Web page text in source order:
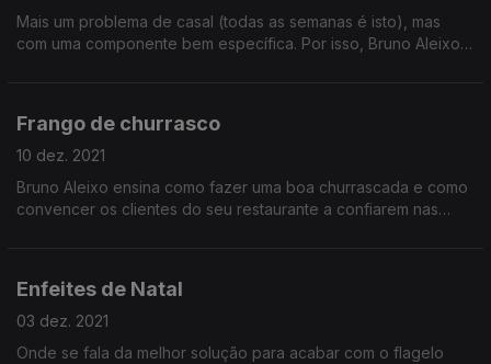
Mais um problema de casal (todas as semanas é isto), mas
com uma componente bem específica. Por isso, Bruno Aleixo
Frango de churrasco
10 dez. 2021
Bruno Aleixo ensina como fazer uma boa churrascada e como
convencer os clientes do seu restaurante a confiarem nas
Enfeites de Natal
03 dez. 2021
Onde se fala da melhor solução para acabar com o flagelo